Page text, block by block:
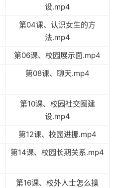
设.mp4
第04课、认识女生的方
法.mp4
第06课、校园展示面.mp4
第08课、聊天.mp4
第10课、校园社交圈建
设.mp4
第12课、校园进挪.mp4
第14课、校园长期关系.mp4
第16课、校外人士怎么操